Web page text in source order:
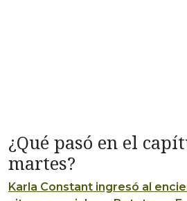
¿Qué pasó en el
martes?
Karla Constant ingresó al